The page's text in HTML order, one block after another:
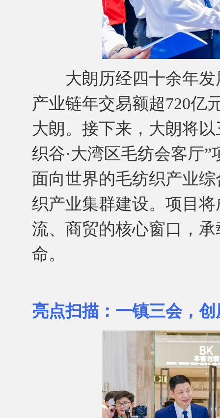
大朗历经四十余年发
产业链年交易额超720亿
大朗。接下来，大朗将
织谷·大湾区毛纺会客厅
面向世界的毛纺织产业
织产业集群建设。项目
流、商贸的核心窗口，
命。
亮点扫描：一镇三会，